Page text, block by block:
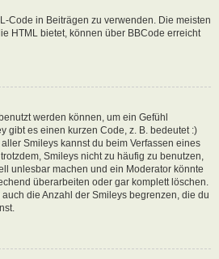
Code in Beiträgen zu verwenden. Die meisten
HTML bietet, können über BBCode erreicht
werden können, um ein Gefühl
gibt es einen kurzen Code, z. B. bedeutet :)
Smileys kannst du beim Verfassen eines
Smileys nicht zu häufig zu benutzen,
unlesbar machen und ein Moderator könnte
überarbeiten oder gar komplett löschen.
die Anzahl der Smileys begrenzen, die du